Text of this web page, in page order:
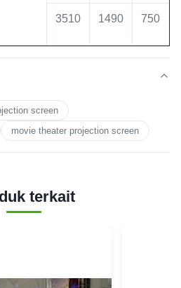
3510 1490 750
screen
movie theater projection screen
terkait